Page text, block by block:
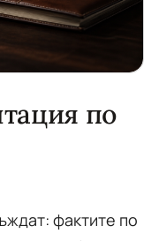
по
фактите по